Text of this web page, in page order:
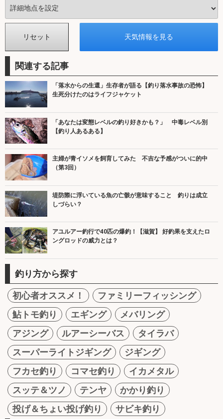
関連する記事
「落水からの生還」生存者が語る【釣り落水事故の恐怖】
生死分けたのはライフジャケット
「あなたは変態レベルの釣り好きかも？」 中毒レベル別
【釣り人あるある】
主婦が青イソメを飼育してみた 不吉な予感がついに的中
（第3回）
堤防際に浮いている魚の亡骸が意味すること 釣りは成立
しづらい？
アユルアー釣行で40匹の爆釣！【滋賀】 好釣果を支えたロ
ングロッドの威力とは？
釣り方から探す
初心者オススメ！
ファミリーフィッシング
鮎トモ釣り
エギング
メバリング
アジング
ルアーシーバス
タイラバ
スーパーライトジギング
ジギング
フカセ釣り
コマセ釣り
イカメタル
スッテ＆ツノ
テンヤ
かかり釣り
投げ＆ちょい投げ釣り
サビキ釣り